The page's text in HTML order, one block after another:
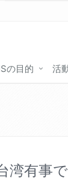
の目的 活
湾有事